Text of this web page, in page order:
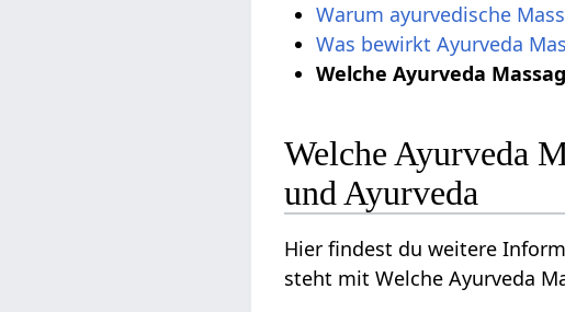
Warum ayurvedische
Was bewirkt Ayurveda
Welche Ayurveda
Welche Ayurveda
und Ayurveda
Hier findest du weitere
steht mit Welche Ayurveda